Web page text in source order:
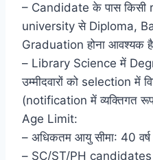
– Candidate के पास
university से Diploma,
Graduation होना आवश्यक
– Library Science में
उम्मीदवारों को selection में
(notification में व्यक्तिगत
Age Limit:
– अधिकतम आयु सीमा: 40 वर्ष
– SC/ST/PH candidates